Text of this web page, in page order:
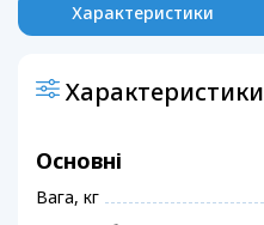
Характеристики
Характеристики
Основні
Вага, кг